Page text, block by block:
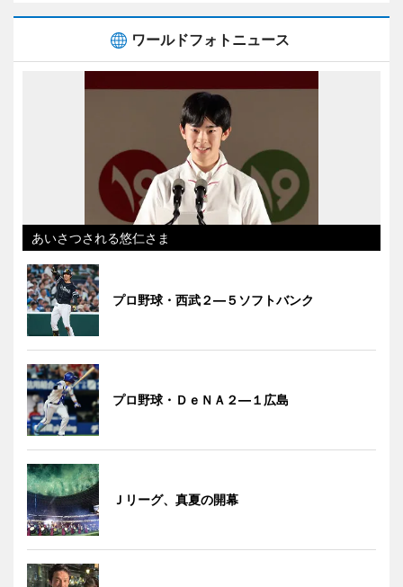
ワールドフォトニュース
あいさつされる悠仁さま
プロ野球・西武２―５ソフトバンク
プロ野球・ＤｅＮＡ２―１広島
Ｊリーグ、真夏の開幕